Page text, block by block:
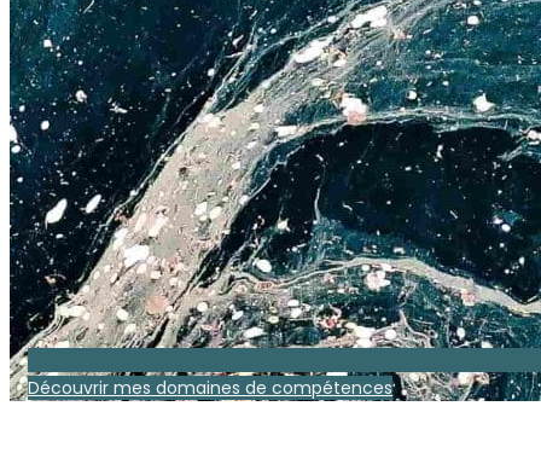
Découvrir mes domaines de compétences